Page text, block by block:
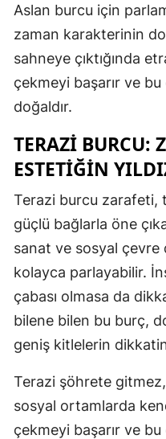
Aslan burcu için
zaman karakterinin
sahneye çıktığında
çekmeyi başarır ve
doğaldır.
TERAZI BURCU:
ESTETIĞIN
Terazi burcu zarafeti,
güçlü bağlarla öne
sanat ve sosyal çevre
kolayca parlayabilir.
çabası olmasa da
bilene bilen bu burç,
geniş kitlelerin
Terazi şöhrete
sosyal ortamlarda
çekmeyi başarır ve